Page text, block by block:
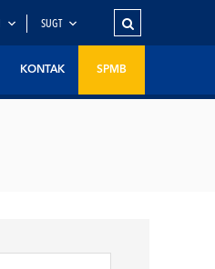
SUGT
KONTAK SPMB